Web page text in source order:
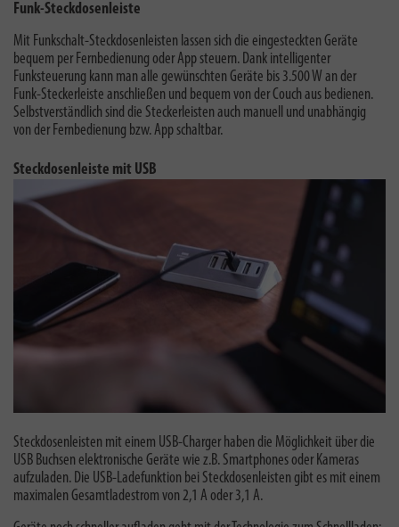
Funk-Steckdosenleiste
Mit Funkschalt-Steckdosenleisten lassen sich die eingesteckten Geräte
bequem per Fernbedienung oder App steuern. Dank intelligenter
Funksteuerung kann man alle gewünschten Geräte bis 3.500 W an der
Funk-Steckerleiste anschließen und bequem von der Couch aus bedienen.
Selbstverständlich sind die Steckerleisten auch manuell und unabhängig
von der Fernbedienung bzw. App schaltbar.
Steckdosenleiste mit USB
Steckdosenleisten mit einem USB-Charger haben die Möglichkeit über die
USB Buchsen elektronische Geräte wie z.B. Smartphones oder Kameras
aufzuladen. Die USB-Ladefunktion bei Steckdosenleisten gibt es mit einem
maximalen Gesamtladestrom von 2,1 A oder 3,1 A.